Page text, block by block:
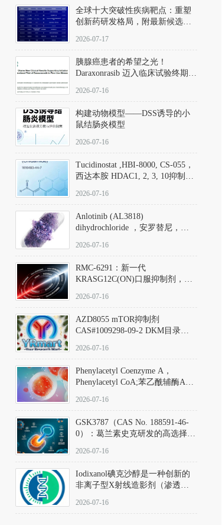
全球十大突破性疾病靶点：重塑
创新药研发格局，附最新候选分
2026-07-17
胰腺癌患者的希望之光！
Daraxonrasib 迈入临床试验终期阶
2026-07-16
构建动物模型——DSS诱导的小
鼠结肠炎模型
2026-07-16
Tucidinostat ,HBI-8000, CS-055，
西达本胺 HDAC1, 2, 3, 10抑制剂
D808567) - DKM活性分子
2026-07-16
Anlotinib (AL3818)
dihydrochloride ，安罗替尼，
Hydrochloride实验方法步骤SOP
2026-07-16
RMC-6291：新一代
KRASG12C(ON)口服抑制剂，
(Elironrasib)CAS#2641998-63-0
2026-07-16
AZD8055 mTOR抑制剂
CAS#1009298-09-2 DKM目录号
激酶抑制剂的深度剖析
2026-07-16
Phenylacetyl Coenzyme A，
Phenylacetyl CoA;苯乙酰辅酶A
2026-07-16
GSK3787（CAS No. 188591-46-
0）：葛兰素史克研发的高选择
抗剂，被广泛视为研究PPARδ核
受体生理功能、信号通路验证及
靶点药理机制的金标准化学探
针。
2026-07-16
Iodixanol碘克沙醇是一种创新的
非离子型X射线造影剂（渗透压
在血管内给药时与血浆等渗的临
2026-07-16